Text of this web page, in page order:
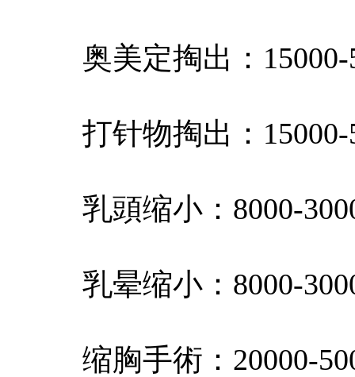
奥美定掏出：15000-
打针物掏出：15000-
乳頭缩小：8000-
乳晕缩小：8000-
缩胸手術：20000-